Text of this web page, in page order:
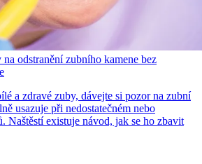
odstranění zubního kamene bez
a zdravé zuby, dávejte si pozor na zubní
usazuje při nedostatečném nebo
Naštěstí existuje návod, jak se ho zbavit